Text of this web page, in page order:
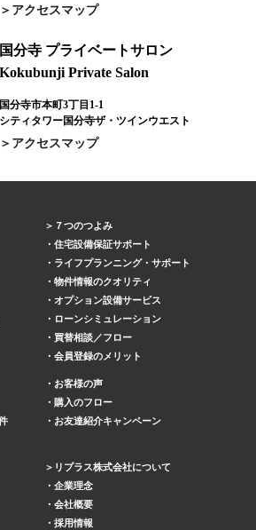
アクセスマップ
国分寺 プライベートサロン
Kokubunji Private Salon
国分寺市本町3丁目1-1
シティタワー国分寺ザ・ツインウエスト
アクセスマップ
７つのつよみ
住宅設備保証サポート
ライフプランニング・サポート
物件情報のクオリティ
オプション設備サービス
ローンシミュレーション
買替相談／フロー
会員登録のメリット
お客様の声
購入のフロー
お友達紹介キャンペーン
リプラス株式会社について
企業理念
会社概要
採用情報